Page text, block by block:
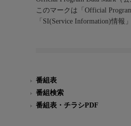
このマークは「Official
「SI(Service Information)情
番組表
番組検索
番組表・チラシPDF